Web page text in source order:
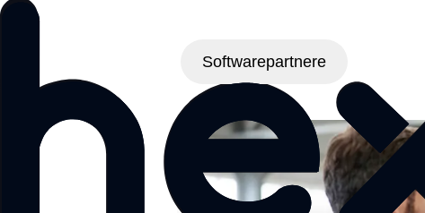
Softwarepartnere